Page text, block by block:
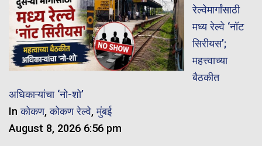
रेल्वेमार्गांसाठी
मध्य रेल्वे ‘नॉट
सिरीयस’;
महत्त्वाच्या
बैठकीत
अधिकाऱ्यांचा ‘नो-शो’
Inकोकण,कोकण रेल्वे,मुंबई
August 8, 2026 6:56 pm